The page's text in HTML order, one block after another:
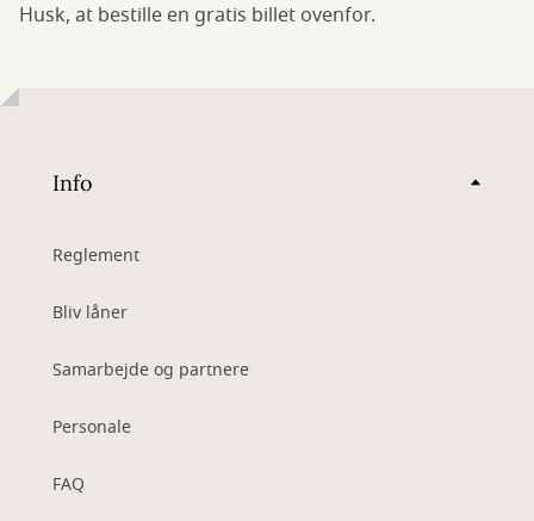
Husk, at bestille en gratis billet ovenfor.
Info
Reglement
Bliv låner
Samarbejde og partnere
Personale
FAQ